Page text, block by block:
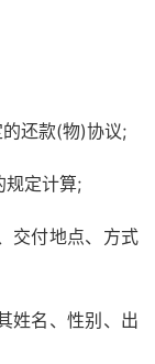
还款(物)协议;
规定计算;
交付地点、方式
姓名、性别、出